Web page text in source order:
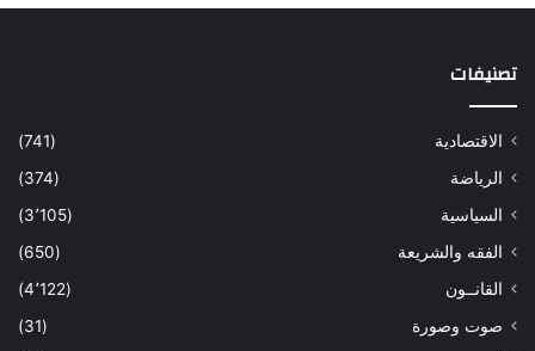
تصنيفات
الاقتصادية
(741)
الرياضة
(374)
السياسية
(3٬105)
الفقه والشريعة
(650)
القانــون
(4٬122)
صوت وصورة
(31)